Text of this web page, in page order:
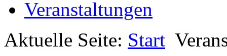
Veranstaltungen
Aktuelle Seite: Start